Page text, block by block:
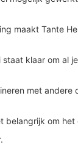
maakt Tante
klaar om al
met andere
belangrijk om